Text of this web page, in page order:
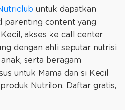
untuk dapatkan
parenting content yang
akses ke call center
dengan ahli seputar nutrisi
serta beragam
untuk Mama dan si Kecil
Nutrilon. Daftar gratis,